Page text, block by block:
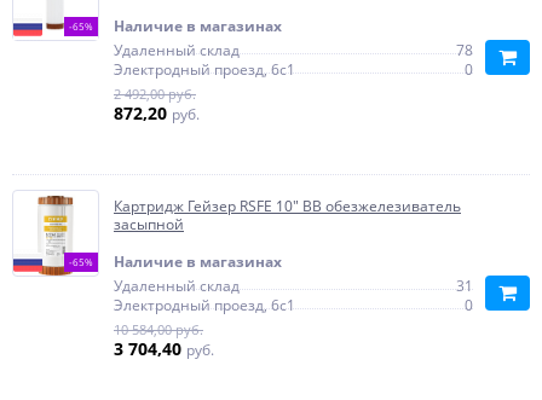
-65%
Наличие в магазинах
Удаленный склад
78
Электродный проезд, 6с1
0
2 492,00 руб.
872,20 руб.
-65%
Картридж Гейзер RSFE 10" BB обезжелезиватель
засыпной
Наличие в магазинах
Удаленный склад
31
Электродный проезд, 6с1
0
10 584,00 руб.
3 704,40 руб.